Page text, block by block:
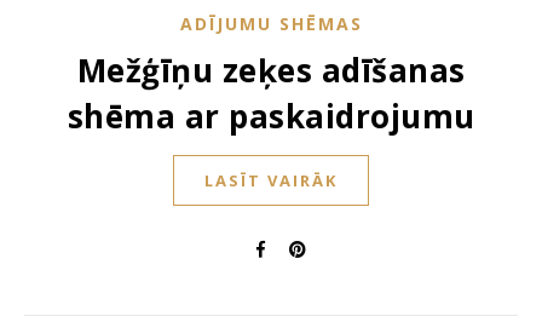
ADĪJUMU SHĒMAS
Mežģīņu zeķes adīšanas
shēma ar paskaidrojumu
LASĪT VAIRĀK